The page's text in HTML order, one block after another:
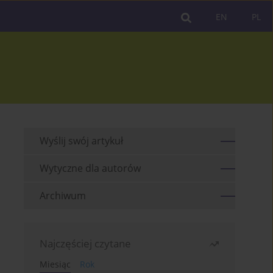
PL
EN
Wyślij swój artykuł
Wytyczne dla autorów
Archiwum
Najczęściej czytane
Miesiąc
Rok